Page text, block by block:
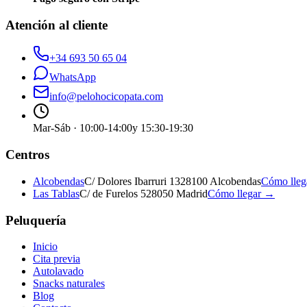
Atención al cliente
+34 693 50 65 04
WhatsApp
info@pelohocicopata.com
Mar-Sáb · 10:00-14:00y 15:30-19:30
Centros
AlcobendasC/ Dolores Ibarruri 1328100 AlcobendasCómo
Las TablasC/ de Furelos 528050 MadridCómo llegar →
Peluquería
Inicio
Cita previa
Autolavado
Snacks naturales
Blog